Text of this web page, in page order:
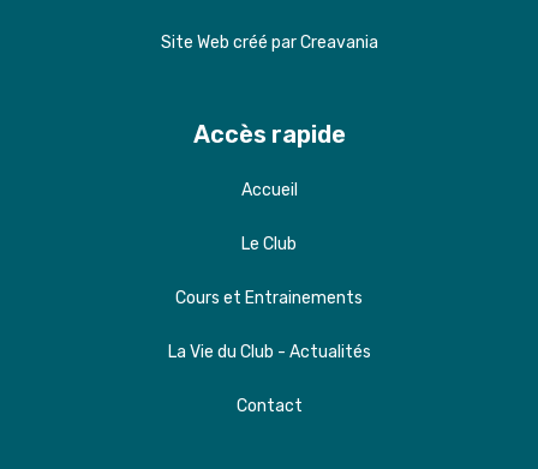
Site Web créé par Creavania
Accès rapide
Accueil
Le Club
Cours et Entrainements
La Vie du Club - Actualités
Contact